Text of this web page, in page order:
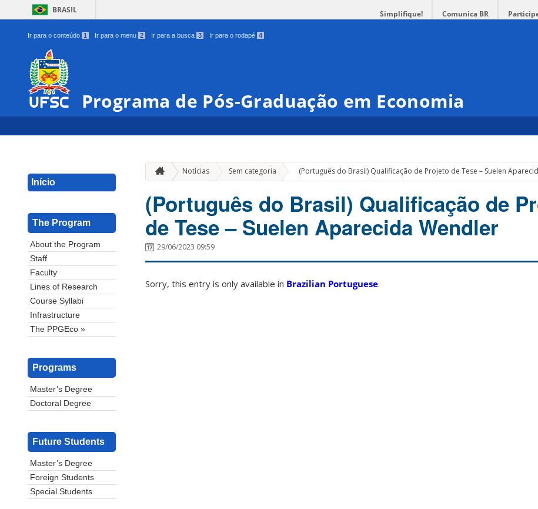
BRASIL Simplifique! Comunica BR
Ir para o conteúdo 1 Ir para o menu 2 Ir para a busca 3 Ir para o rodapé 4
Programa de Pós-Graduação em Economia
Início
The Program
About the Program
Staff
Faculty
Lines of Research
Course Syllabi
Infrastructure
The PPGEco »
Programs
Master’s Degree
Doctoral Degree
Future Students
Master’s Degree
Foreign Students
Special Students
Notícias Sem categoria » (Português do Brasil) Qualificação de Projeto de Tese – Suelen
(Português do Brasil) Qualificação de
de Tese – Suelen Aparecida Wendler
29/06/2023 09:59
Sorry, this entry is only available in Brazilian Portuguese.